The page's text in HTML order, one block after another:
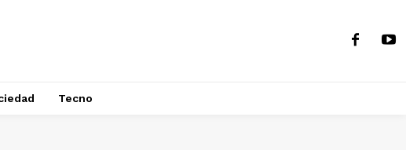
Tecno